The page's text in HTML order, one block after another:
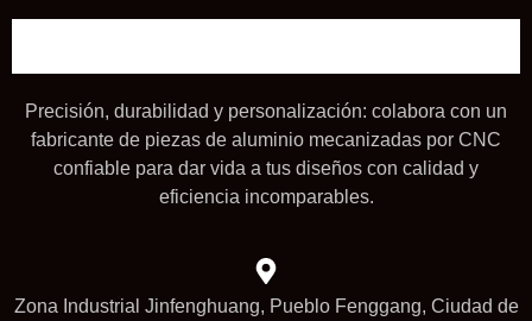
Precisión, durabilidad y personalización: colabora con un
fabricante de piezas de aluminio mecanizadas por CNC
confiable para dar vida a tus diseños con calidad y
eficiencia incomparables.
Zona Industrial Jinfenghuang, Pueblo Fenggang, Ciudad de